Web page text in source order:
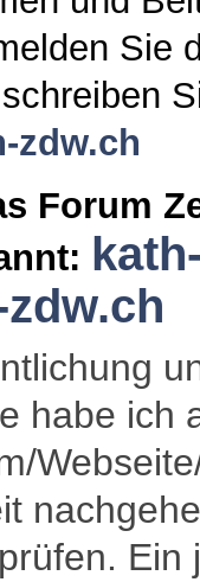
Sie
zdw.ch
Forum
habe ich